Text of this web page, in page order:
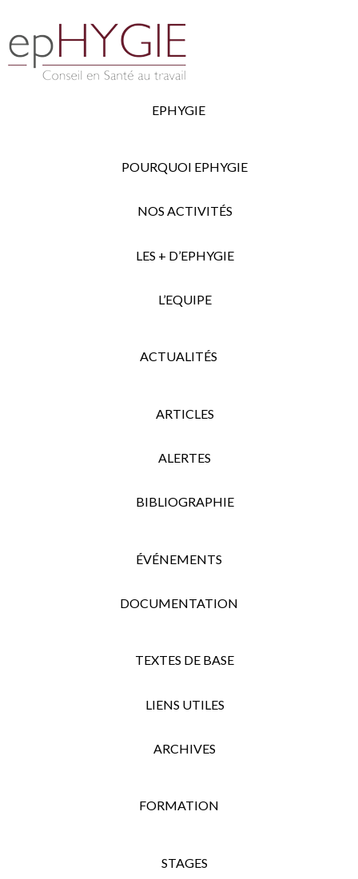
EPHYGIE
POURQUOI EPHYGIE
NOS ACTIVITÉS
LES + D’EPHYGIE
L’EQUIPE
ACTUALITÉS
ARTICLES
ALERTES
BIBLIOGRAPHIE
ÉVÉNEMENTS
DOCUMENTATION
TEXTES DE BASE
LIENS UTILES
ARCHIVES
FORMATION
STAGES